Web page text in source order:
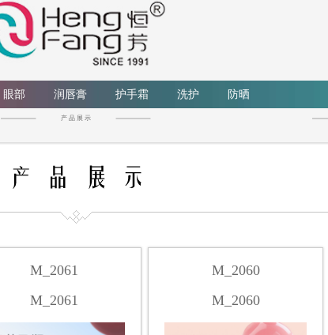
眼部 润唇膏 护手霜 洗护 防晒
产 品 展 示
M_2061
M_2061
M_2060
M_2060